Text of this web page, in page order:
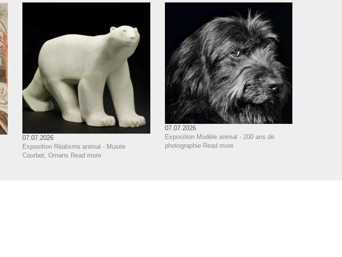
07.07.2026
Exposition Réalisme animal - Musée
Courbet, Ornans Read more
07.07.2026
Exposition Modèle animal - 200 ans de
photographie Read more